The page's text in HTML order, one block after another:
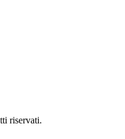
riservati.